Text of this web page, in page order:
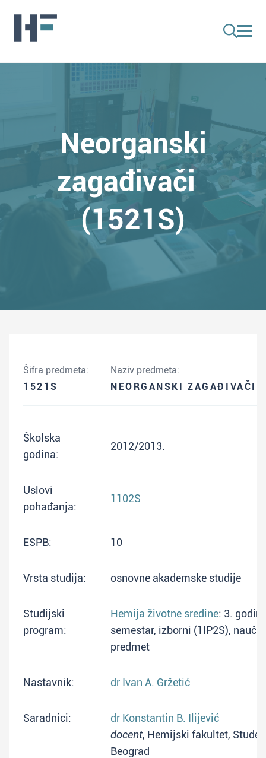
Neorganski
zagađivači
(1521S)
Šifra predmeta:
1521S
Naziv predmeta:
NEORGANSKI ZAGAĐIVAČI
Školska
godina:
2012/2013.
Uslovi
pohađanja:
1102S
ESPB: 10
Vrsta studija: osnovne akademske studije
Studijski
program:
Hemija životne sredine: 3.
semestar, izborni (1IP2S),
predmet
Nastavnik: dr Ivan A. Gržetić
Saradnici:
dr Konstantin B. Ilijević
docent, Hemijski fakultet,
Beograd